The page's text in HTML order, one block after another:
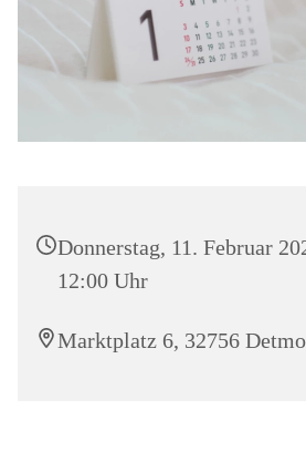
Donnerstag, 11. Februar
12:00 Uhr
Marktplatz 6, 32756